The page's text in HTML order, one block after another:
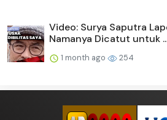
Video: Surya Saputra
Namanya Dicatut untuk
1 month ago 254